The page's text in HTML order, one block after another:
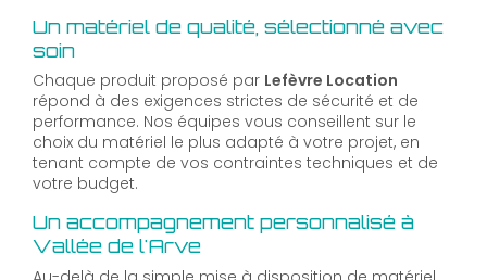
Un matériel de qualité, sélectionné avec
soin
Chaque produit proposé par Lefèvre Location
répond à des exigences strictes de sécurité et de
performance. Nos équipes vous conseillent sur le
choix du matériel le plus adapté à votre projet, en
tenant compte de vos contraintes techniques et de
votre budget.
Un accompagnement personnalisé à
Vallée de l'Arve